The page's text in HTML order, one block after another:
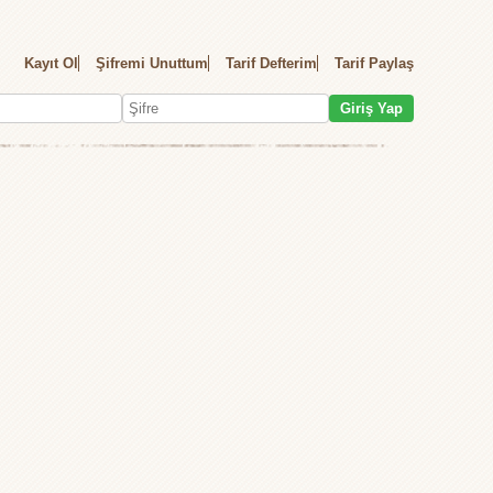
Kayıt Ol Şifremi Unuttum Tarif Defterim Tarif Paylaş
Giriş Yap